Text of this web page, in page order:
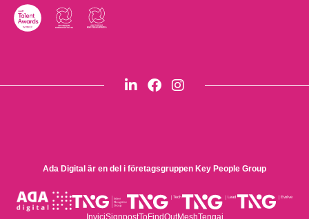
Ada Digital är en del i företagsgruppen Key People Group
InviciSignpostToFindOutMeshTengai